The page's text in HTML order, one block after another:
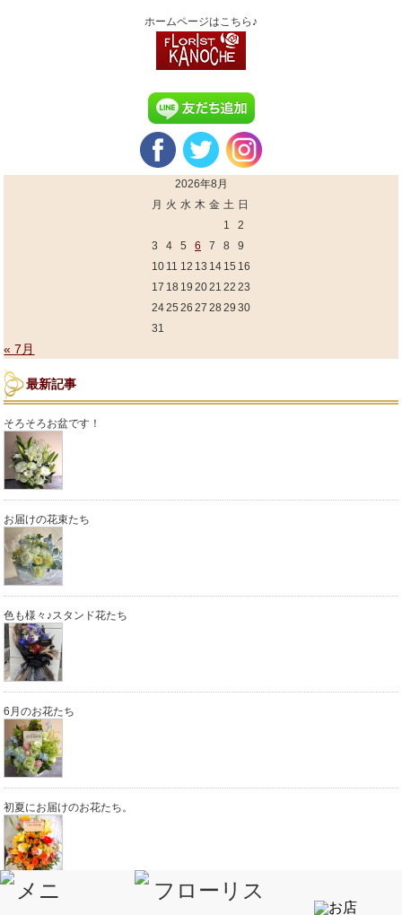
ホームページはこちら♪
2026年8月
月 火 水 木 金 土 日
1
2
3
4 5 6 7 8
9
10 11 12 13 14 15 16
17 18 19 2021 22 23
2425 26 27 28 29 30
31
« 7月
最新記事
そろそろお盆です！
お届けの花束たち
色も様々♪スタンド花たち
6月のお花たち
初夏にお届けのお花たち。
初夏のギフト花たちと 香の効能